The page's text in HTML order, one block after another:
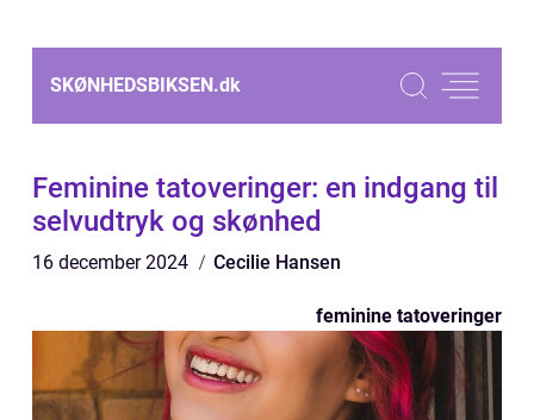
SKØNHEDSBIKSEN.dk
Feminine tatoveringer: en indgang til
selvudtryk og skønhed
16 december 2024 Cecilie Hansen
feminine tatoveringer